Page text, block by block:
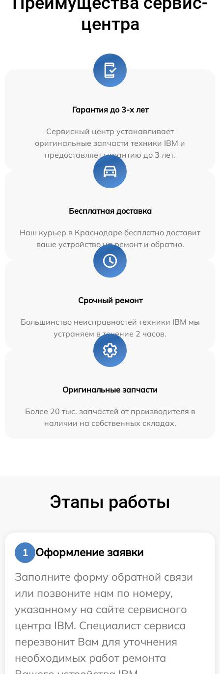
центра
Гарантия до 3-х лет
Сервисный центр устанавливает
оригинальные запчасти техники IBM и
предоставляет гарантию до 3 лет.
Бесплатная доставка
Наш курьер в Краснодаре бесплатно доставит
ваше устройство на ремонт и обратно.
Срочный ремонт
Большинство неисправностей техники IBM мы
устраняем в течение 2 часов.
Оригинальные запчасти
Более 20 тыс. запчастей от производителя в
наличии на собственных складах.
Этапы работы
1
Оформление заявки
Заполните форму обратной связи
или позвоните нам по номеру,
указанному на сайте сервисного
центра IBM. Специалист сервиса
перезвонит Вам для уточнения
необходимых работ ремонта